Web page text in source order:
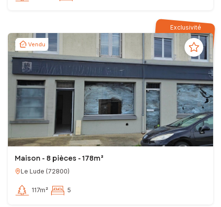
Exclusivité
Vendu
Maison - 8 pièces - 178m²
Le Lude (72800)
117m² 5